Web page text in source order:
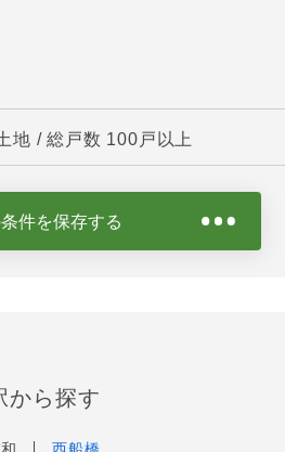
地 / 総戸数 100戸以上
条件を保存する
から探す
西船橋